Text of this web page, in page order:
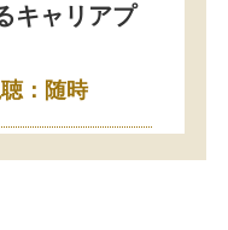
キャリアプ
：随時